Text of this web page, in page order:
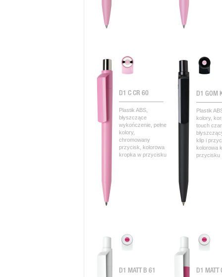
D1 C CR 60
Plastik ABS,
błyszczące
wykończenie, pełne
kolory,
chromowany
przycisk, kolorowa
kropka w przycisku
D1 GOM
Plastik
kolory,
touch
klip i
kolorowa
przycisku
D1 MATT B 61 D1